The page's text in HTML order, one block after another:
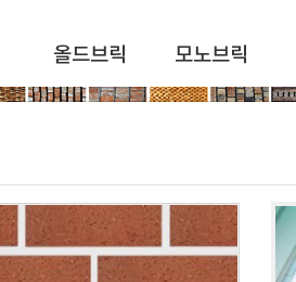
올드브릭 모노브릭